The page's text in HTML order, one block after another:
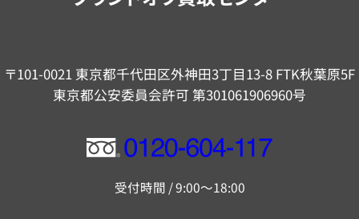
〒101-0021 東京都千代田区外神田3丁目13-8 FTK秋葉原5F
東京都公安委員会許可 第301061906960号
フ
ー
受付時間 / 9:00～18:00